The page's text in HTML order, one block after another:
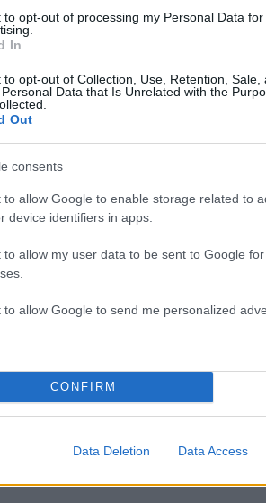
to opt-out of processing my Personal Data for
In
to opt-out of Collection, Use, Retention, Sale,
Data that Is Unrelated with the
Out
consents
to allow Google to enable storage related to
device identifiers in apps.
to allow my user data to be sent to Google
to allow Google to send me personalized
CONFIRM
Data Deletion Data Access